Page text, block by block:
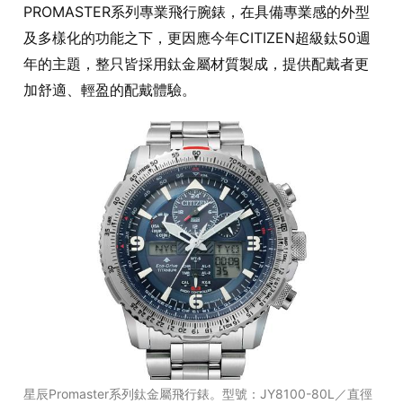
PROMASTER系列專業飛行腕錶，在具備專業感的外型
及多樣化的功能之下，更因應今年CITIZEN超級鈦50週
年的主題，整只皆採用鈦金屬材質製成，提供配戴者更
加舒適、輕盈的配戴體驗。
星辰Promaster系列鈦金屬飛行錶。型號：JY8100-80L／直徑